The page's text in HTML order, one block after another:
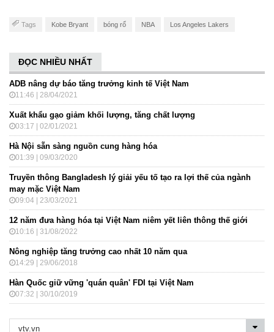
Tags Kobe Bryant bóng rổ NBA Los Angeles Lakers
ĐỌC NHIỀU NHẤT
ADB nâng dự báo tăng trưởng kinh tế Việt Nam
11:46 | 28/04/2021
Xuất khẩu gạo giảm khối lượng, tăng chất lượng
03:17 | 02/01/2021
Hà Nội sẵn sàng nguồn cung hàng hóa
01:39 | 09/03/2020
Truyền thông Bangladesh lý giải yếu tố tạo ra lợi thế của ngành
may mặc Việt Nam
09:04 | 23/03/2021
12 năm đưa hàng hóa tại Việt Nam niêm yết liên thông thế giới
10:16 | 31/08/2022
Nông nghiệp tăng trưởng cao nhất 10 năm qua
14:29 | 29/06/2018
Hàn Quốc giữ vững 'quán quân' FDI tại Việt Nam
07:32 | 30/10/2019